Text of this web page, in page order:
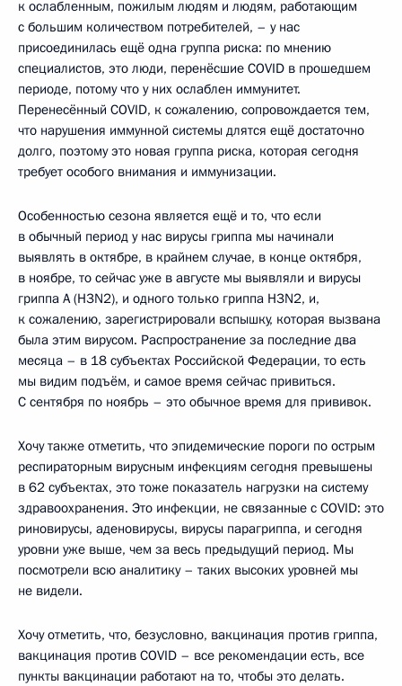
к ослабленным, пожилым людям и людям, работающим
с большим количеством потребителей, – у нас
присоединилась ещё одна группа риска: по мнению
специалистов, это люди, перенёсшие COVID в прошедшем
периоде, потому что у них ослаблен иммунитет.
Перенесённый COVID, к сожалению, сопровождается тем,
что нарушения иммунной системы длятся ещё достаточно
долго, поэтому это новая группа риска, которая сегодня
требует особого внимания и иммунизации.
Особенностью сезона является ещё и то, что если
в обычный период у нас вирусы гриппа мы начинали
выявлять в октябре, в крайнем случае, в конце октября,
в ноябре, то сейчас уже в августе мы выявляли и вирусы
гриппа A (H3N2), и одного только гриппа H3N2, и,
к сожалению, зарегистрировали вспышку, которая вызвана
была этим вирусом. Распространение за последние два
месяца – в 18 субъектах Российской Федерации, то есть
мы видим подъём, и самое время сейчас привиться.
С сентября по ноябрь – это обычное время для прививок.
Хочу также отметить, что эпидемические пороги по острым
респираторным вирусным инфекциям сегодня превышены
в 62 субъектах, это тоже показатель нагрузки на систему
здравоохранения. Это инфекции, не связанные с COVID: это
риновирусы, аденовирусы, вирусы парагриппа, и сегодня
уровни уже выше, чем за весь предыдущий период. Мы
посмотрели всю аналитику – таких высоких уровней мы
не видели.
Хочу отметить, что, безусловно, вакцинация против гриппа,
вакцинация против COVID – все рекомендации есть, все
пункты вакцинации работают на то, чтобы это делать.